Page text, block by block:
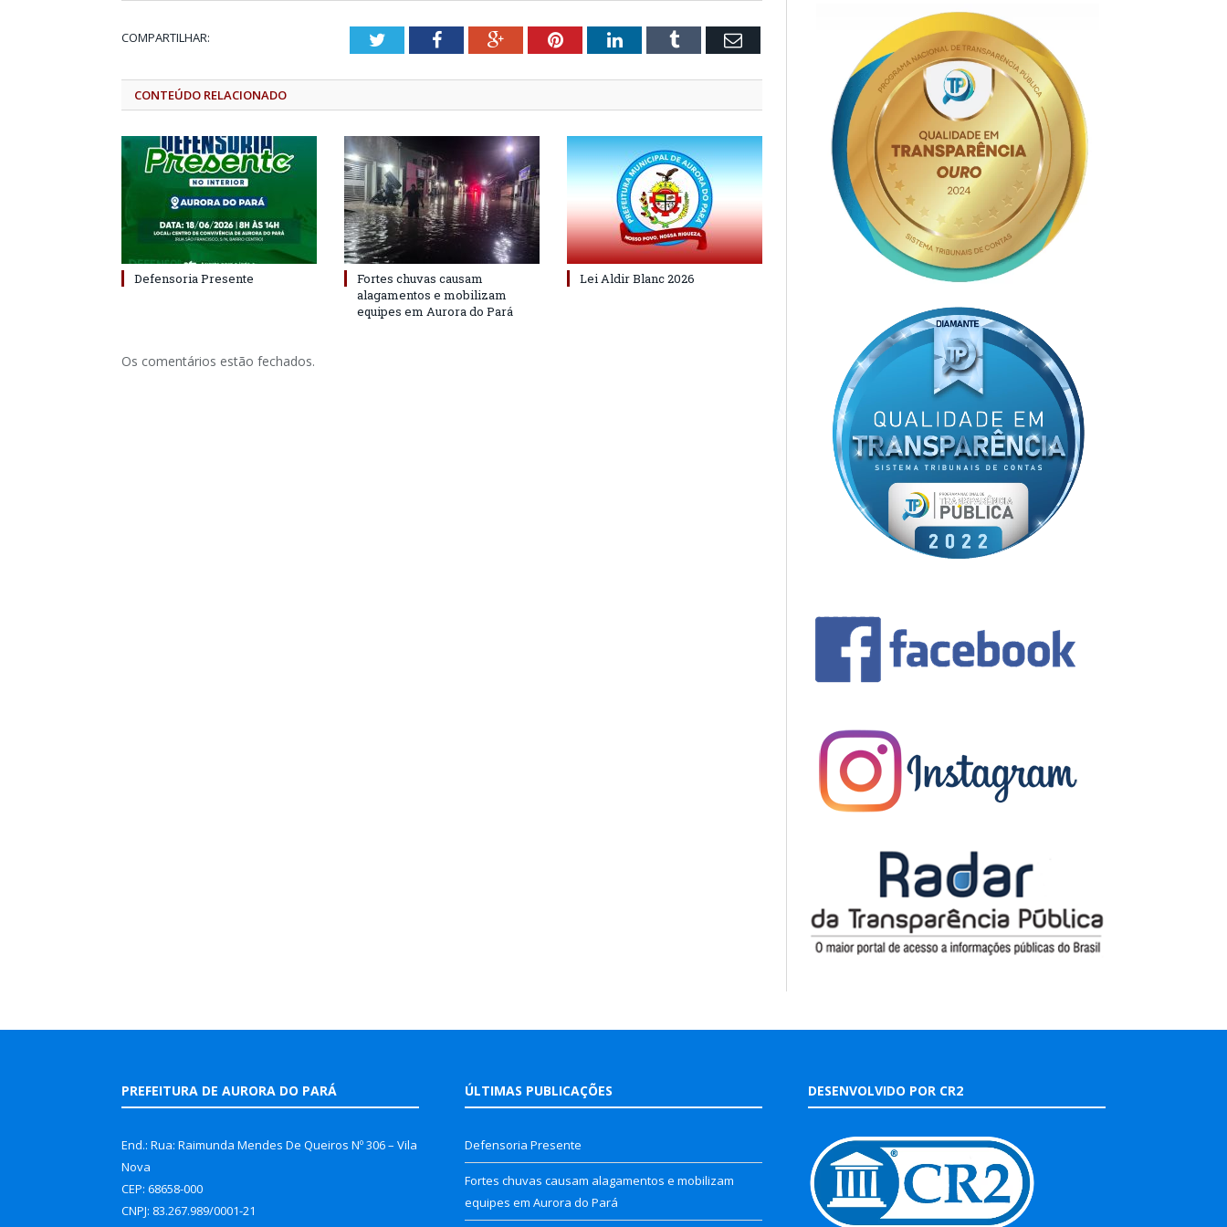
COMPARTILHAR: TwitterFacebookGoogle+PinterestLinkedInTumblr Email
CONTEÚDO RELACIONADO
Defensoria Presente
Fortes chuvas causam
alagamentos e mobilizam
equipes em Aurora do Pará
Lei Aldir Blanc 2026
Os comentários estão fechados.
PREFEITURA DE AURORA DO PARÁ
End.: Rua: Raimunda Mendes De Queiros Nº 306 – Vila
Nova
CEP: 68658-000
CNPJ: 83.267.989/0001-21
ÚLTIMAS PUBLICAÇÕES
Defensoria Presente
Fortes chuvas causam alagamentos e mobilizam
equipes em Aurora do Pará
DESENVOLVIDO POR CR2